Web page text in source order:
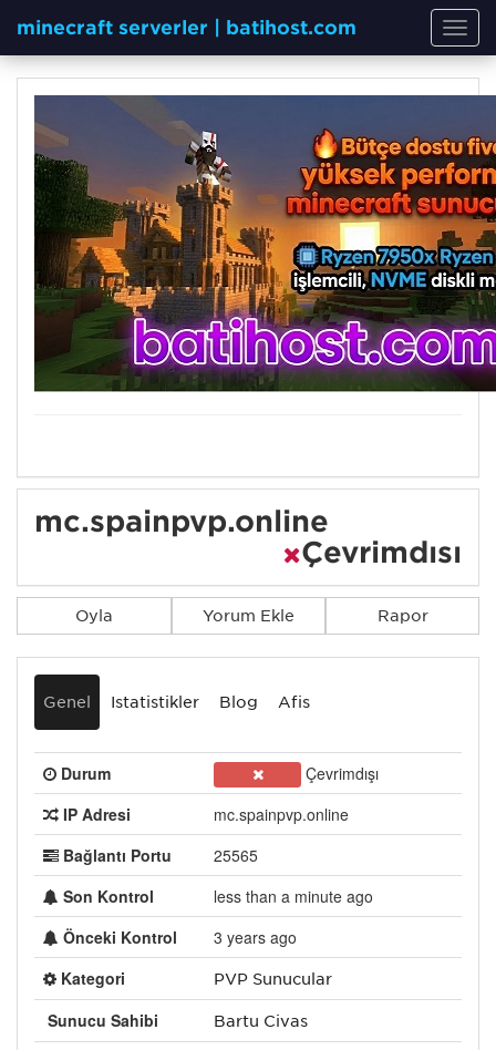
minecraft serverler | batihost.com
mc.spainpvp.online
Çevrimdışı
Oyla Yorum Ekle Rapor
Genel İstatistikler Blog Afiş
Durum
Çevrimdışı
IP Adresi
mc.spainpvp.online
Bağlantı Portu
25565
Son Kontrol
less than a minute ago
Önceki Kontrol
3 years ago
Kategori
PVP Sunucular
Sunucu Sahibi Bartu Civaş